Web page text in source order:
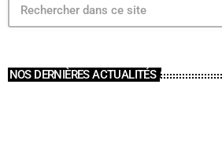
NOS DERNIÈRES ACTUALITÉS